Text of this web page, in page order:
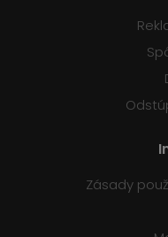
Zásady